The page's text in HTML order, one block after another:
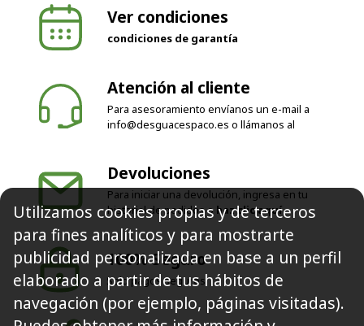
Ver condiciones
condiciones de garantía
Atención al cliente
Para asesoramiento envíanos un e-mail a
info@desguacespaco.es o llámanos al
Devoluciones
Para iniciar una devolución, ingresa en tu
historial de pedidos o haz clic aquí
100% Seguro
Solo pagos seguros
Utilizamos cookies propias y de terceros
para fines analíticos y para mostrarte
publicidad personalizada en base a un perfil
elaborado a partir de tus hábitos de
navegación (por ejemplo, páginas visitadas).